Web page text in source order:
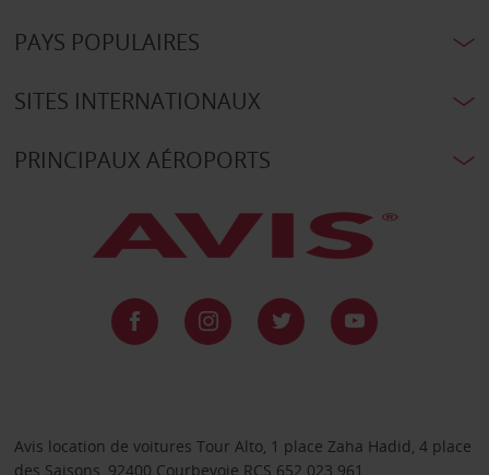
PAYS POPULAIRES
SITES INTERNATIONAUX
PRINCIPAUX AÉROPORTS
Avis location de voitures Tour Alto, 1 place Zaha Hadid, 4 place
des Saisons, 92400 Courbevoie RCS 652 023 961